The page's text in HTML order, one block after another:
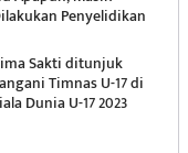
Penyelidikan
Sakti ditunjuk
Timnas U-17 di
Dunia U-17 2023